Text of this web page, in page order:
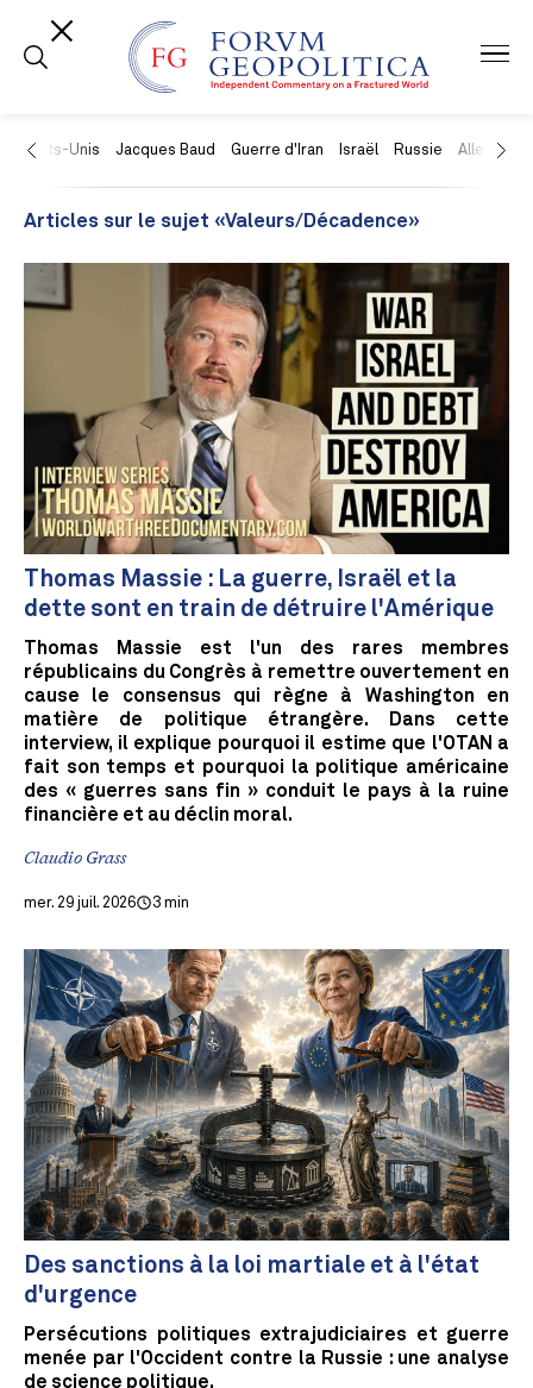
États-Unis Jacques Baud Guerre d'Iran Israël Russie Allemagne
Articles sur le sujet «Valeurs/Décadence»
Thomas Massie : La guerre, Israël et la
dette sont en train de détruire l'Amérique
Thomas Massie est l'un des rares membres
républicains du Congrès à remettre ouvertement en
cause le consensus qui règne à Washington en
matière de politique étrangère. Dans cette
interview, il explique pourquoi il estime que l'OTAN a
fait son temps et pourquoi la politique américaine
des « guerres sans fin » conduit le pays à la ruine
financière et au déclin moral.
Claudio Grass
mer. 29 juil. 2026 3 min
Des sanctions à la loi martiale et à l'état
d'urgence
Persécutions politiques extrajudiciaires et guerre
menée par l'Occident contre la Russie : une analyse
de science politique.